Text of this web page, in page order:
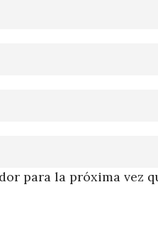
para la próxima vez